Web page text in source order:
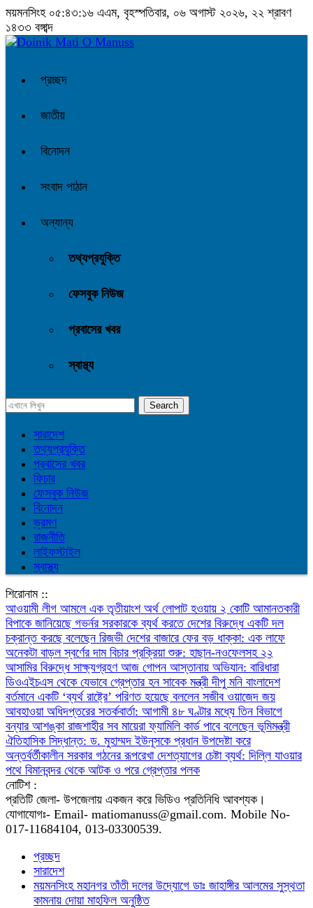
ময়মনসিংহ ০৫:৪৩:১৭ এএম, বৃহস্পতিবার, ০৬ অগাস্ট ২০২৬, ২২ শ্রাবণ
১৪৩৩ বঙ্গাব্দ
প্রচ্ছদ
জাতীয়
বিনোদন
সংবাদ পাঠান
অন্যান্য
তথ্যপ্রযুক্তি
ফেসবুক নিউজ
প্রবাসের খবর
স্বাস্থ্য
সারাদেশ
তথ্যপ্রযুক্তি
প্রবাসের খবর
ফিচার
ফেসবুক নিউজ
বিনোদন
ভ্রমণ
রাজনীতি
লাইফস্টাইল
স্বাস্থ্য
শিরোনাম ::
আওয়ামী লীগ আমলে এক তৃতীয়াংশ অর্থ লোপাট হওয়ায় ২ কোটি আমানতকারী
বিপাকে জানিয়েছে গভর্নর সরকারকে ব্যর্থ করতে দেশের বিরুদ্ধে একটি দল
চক্রান্ত করছে বলেছেন রিজভী দেশের বাজারে ফের বড় ধাক্কা: এক লাফে
অনেকটা বাড়ল স্বর্ণের দাম বিচার প্রক্রিয়া শুরু: হাছান-নওফেলসহ ২২
আসামির বিরুদ্ধে সাক্ষ্যগ্রহণ আজ গোপন আস্তানায় অভিযান: বারিধারা
ডিওএইচএস থেকে যেভাবে গ্রেপ্তার হন সাবেক মন্ত্রী দীপু মনি বাংলাদেশ
বর্তমানে একটি ‘ব্যর্থ রাষ্ট্রে’ পরিণত হয়েছে বললেন সজীব ওয়াজেদ জয়
আবহাওয়া অধিদপ্তরের সতর্কবার্তা: আগামী ৪৮ ঘণ্টার মধ্যে তিন বিভাগে
বন্যার আশঙ্কা রাজশাহীর সব মায়েরা ফ্যামিলি কার্ড পাবে বলেছেন ভূমিমন্ত্রী
ঐতিহাসিক সিদ্ধান্ত: ড. মুহাম্মদ ইউনূসকে প্রধান উপদেষ্টা করে
অন্তর্বর্তীকালীন সরকার গঠনের রূপরেখা দেশত্যাগের চেষ্টা ব্যর্থ: দিল্লি যাওয়ার
পথে বিমানবন্দর থেকে আটক ও পরে গ্রেপ্তার পলক
নোটিশ :
প্রতিটি জেলা- উপজেলায় একজন করে ভিডিও প্রতিনিধি আবশ্যক।
যোগাযোগঃ- Email- matiomanuss@gmail.com. Mobile No-
017-11684104, 013-03300539.
প্রচ্ছদ
সারাদেশ
ময়মনসিংহ মহানগর তাঁতী দলের উদ্যোগে ডাঃ জাহাঙ্গীর আলমের সুস্থতা
কামনায় দোয়া মাহফিল অনুষ্ঠিত